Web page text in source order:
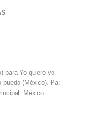
para Yo quiero yo
puedo (México). Pa:
México.